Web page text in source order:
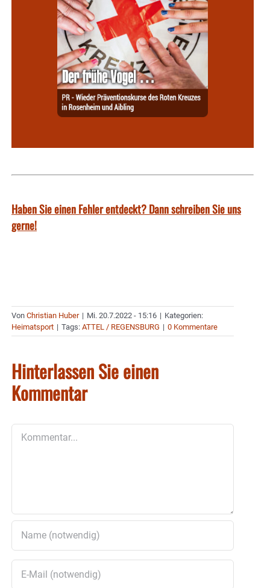
Haben Sie einen Fehler entdeckt? Dann schreiben Sie uns
gerne!
Von Christian Huber | Mi. 20.7.2022 - 15:16 | Kategorien:
Heimatsport | Tags: ATTEL / REGENSBURG | 0 Kommentare
Hinterlassen Sie einen
Kommentar